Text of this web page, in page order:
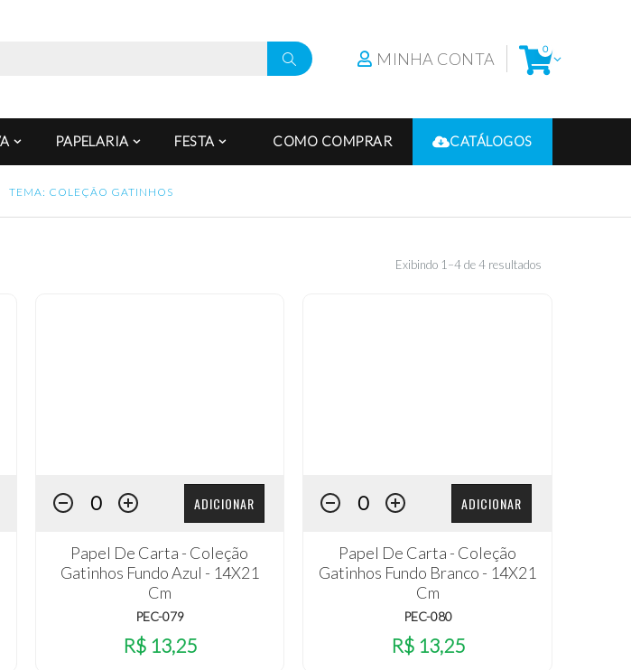
MINHA CONTA 0
PAPELARIA FESTA COMO COMPRAR CATÁLOGOS
TEMA: COLEÇÃO GATINHOS
Exibindo 1–4 de 4 resultados
ADICIONAR
Papel De Carta - Coleção
Gatinhos Fundo Azul - 14X21
Cm
PEC-079
R$ 13,25
ADICIONAR
Papel De Carta - Coleção
Gatinhos Fundo Branco - 14X21
Cm
PEC-080
R$ 13,25